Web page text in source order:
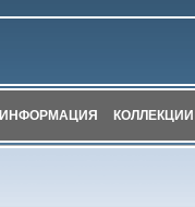
ИНФОРМАЦИЯ КОЛЛЕКЦИИ